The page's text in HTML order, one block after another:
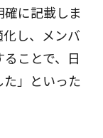
に記載しま
し、メンバ
ことで、日
」といった